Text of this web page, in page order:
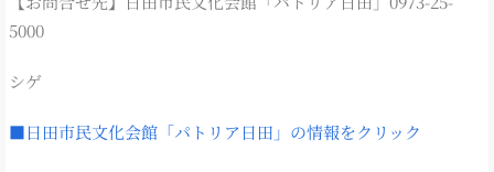
5000
シゲ
■日田市民文化会館「パトリア日田」の情報をクリック